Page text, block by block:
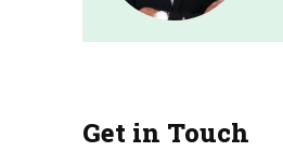
Get in Touch